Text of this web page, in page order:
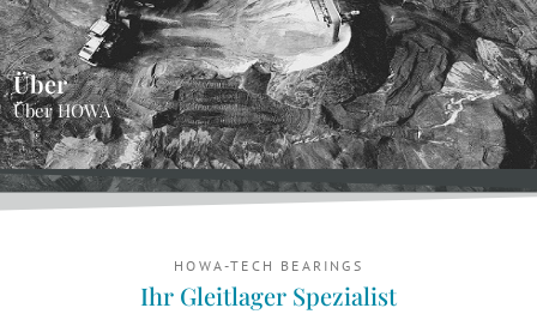
Über
Über HOWA
HOWA-TECH BEARINGS
Ihr Gleitlager Spezialist